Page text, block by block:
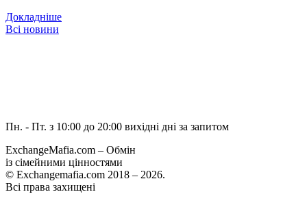
Докладніше
Всі новини
Пн. - Пт. з 10:00 до 20:00 вихідні дні за запитом
ExchangeMafia.com – Обмін
із сімейними цінностями
© Exchangemafia.com 2018 – 2026.
Всі права захищені